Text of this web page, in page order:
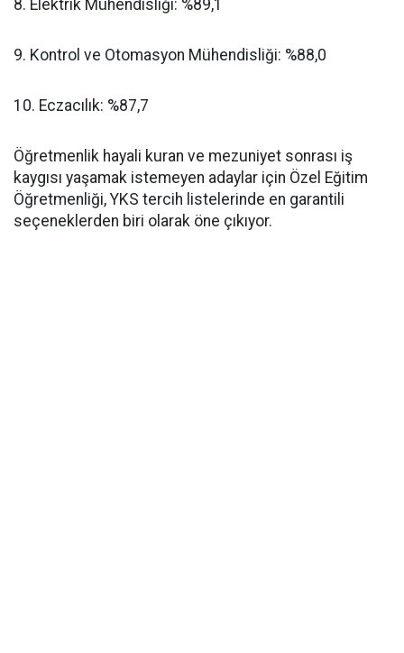
​8. Elektrik Mühendisliği: %89,1
​9. Kontrol ve Otomasyon Mühendisliği: %88,0
​10. Eczacılık: %87,7
​Öğretmenlik hayali kuran ve mezuniyet sonrası iş
kaygısı yaşamak istemeyen adaylar için Özel Eğitim
Öğretmenliği, YKS tercih listelerinde en garantili
seçeneklerden biri olarak öne çıkıyor.